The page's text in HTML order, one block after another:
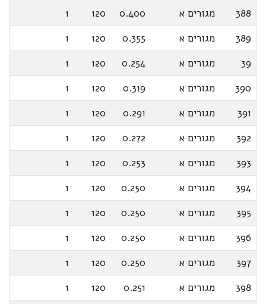
388
מגורים א 0.400
120
1
389
מגורים א 0.355
120
1
39
מגורים א 0.254
120
1
390
מגורים א 0.319
120
1
391
מגורים א 0.291
120
1
392
מגורים א 0.272
120
1
393
מגורים א 0.253
120
1
394
מגורים א 0.250
120
1
395
מגורים א 0.250
120
1
396
מגורים א 0.250
120
1
397
מגורים א 0.250
120
1
398
מגורים א 0.251
120
1